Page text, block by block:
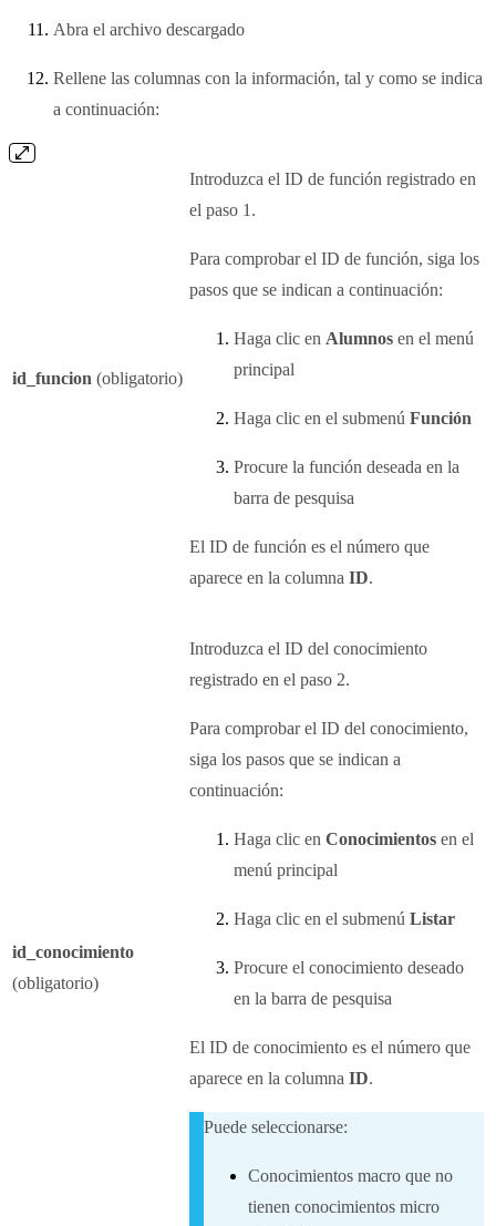
Abra el archivo descargado
Rellene las columnas con la información, tal y como se indica
a continuación:
id_funcion (obligatorio)
Introduzca el ID de función registrado en
el paso 1.
Para comprobar el ID de función, siga los
pasos que se indican a continuación:
Haga clic en Alumnos en el menú
principal
Haga clic en el submenú Función
Procure la función deseada en la
barra de pesquisa
El ID de función es el número que
aparece en la columna ID.
id_conocimiento
(obligatorio)
Introduzca el ID del conocimiento
registrado en el paso 2.
Para comprobar el ID del conocimiento,
siga los pasos que se indican a
continuación:
Haga clic en Conocimientos en el
menú principal
Haga clic en el submenú Listar
Procure el conocimiento deseado
en la barra de pesquisa
El ID de conocimiento es el número que
aparece en la columna ID.
Puede seleccionarse:
Conocimientos macro que no
tienen conocimientos micro